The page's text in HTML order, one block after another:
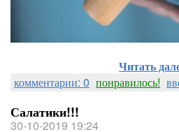
Читать
комментарии: 0 понравилось!
Салатики!!!
30-10-2019 19:24